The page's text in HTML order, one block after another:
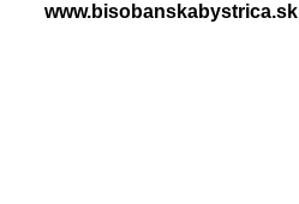
www.bisobanskabystrica.sk